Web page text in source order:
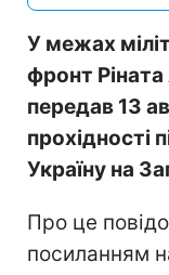
У межах
фронт
передав 13
прохідності
Україну на
Про це
посиланням